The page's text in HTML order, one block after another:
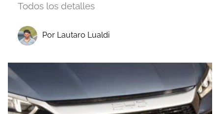
Todos los detalles
Por Lautaro Lualdi